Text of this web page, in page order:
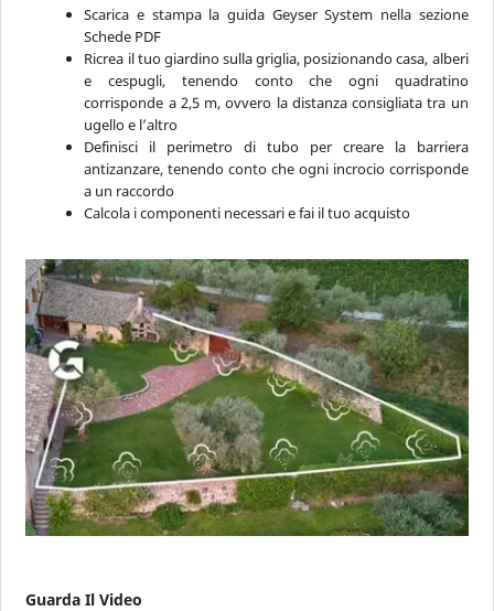
Scarica e stampa la guida Geyser System nella sezione
Schede PDF
Ricrea il tuo giardino sulla griglia, posizionando casa, alberi
e cespugli, tenendo conto che ogni quadratino
corrisponde a 2,5 m, ovvero la distanza consigliata tra un
ugello e l’altro
Definisci il perimetro di tubo per creare la barriera
antizanzare, tenendo conto che ogni incrocio corrisponde
a un raccordo
Calcola i componenti necessari e fai il tuo acquisto
Guarda Il Video